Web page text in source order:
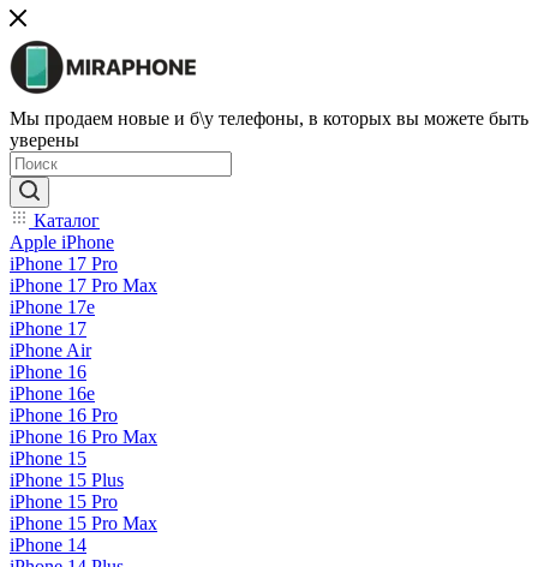
Мы продаем новые и б\у телефоны, в которых вы можете быть
уверены
Каталог
Apple iPhone
iPhone 17 Pro
iPhone 17 Pro Max
iPhone 17e
iPhone 17
iPhone Air
iPhone 16
iPhone 16e
iPhone 16 Pro
iPhone 16 Pro Max
iPhone 15
iPhone 15 Plus
iPhone 15 Pro
iPhone 15 Pro Max
iPhone 14